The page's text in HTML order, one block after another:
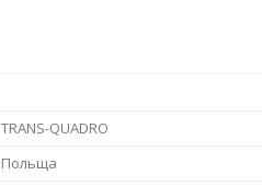
TRANS-QUADRO
Польща